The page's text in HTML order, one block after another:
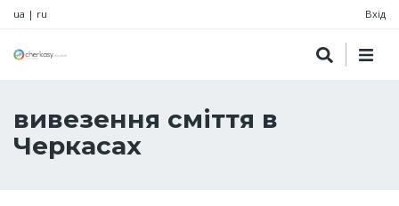
ua | ru Вхід
вивезення сміття в
Черкасах